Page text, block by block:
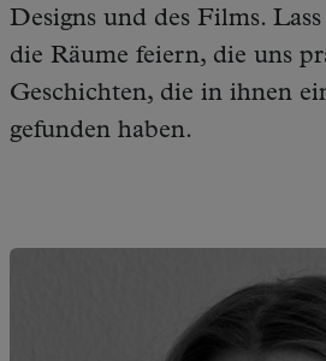
Designs und des Films.
die Räume feiern, die uns
Geschichten, die in ihnen
gefunden haben.